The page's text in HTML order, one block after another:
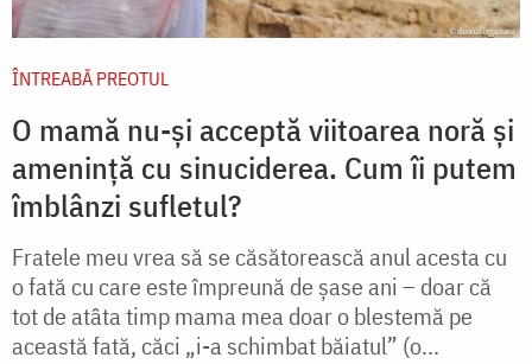
ÎNTREABĂ PREOTUL
O mamă nu-și acceptă viitoarea noră și
amenință cu sinuciderea. Cum îi putem
îmblânzi sufletul?
Fratele meu vrea să se căsătorească anul acesta cu
o fată cu care este împreună de șase ani – doar că
tot de atâta timp mama mea doar o blestemă pe
această fată, căci „i-a schimbat băiatul” (o...